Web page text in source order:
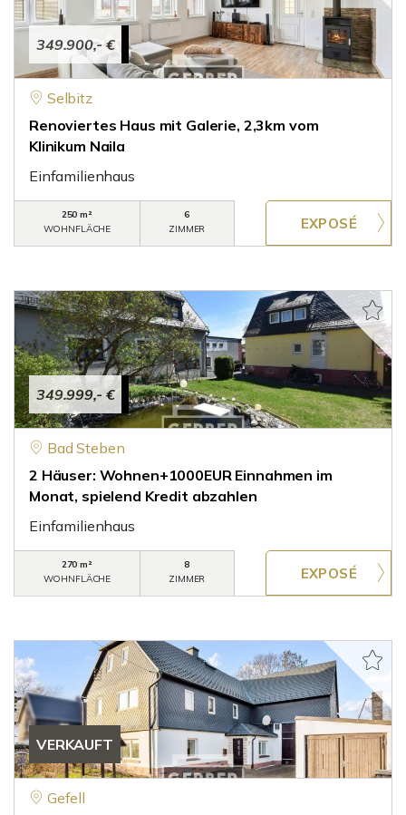
349.900,- €
Selbitz
Renoviertes Haus mit Galerie, 2,3km vom
Klinikum Naila
Einfamilienhaus
250 m²
WOHNFLÄCHE
6
ZIMMER
349.999,- €
Bad Steben
2 Häuser: Wohnen+1000EUR Einnahmen im
Monat, spielend Kredit abzahlen
Einfamilienhaus
270 m²
WOHNFLÄCHE
8
ZIMMER
VERKAUFT
Gefell